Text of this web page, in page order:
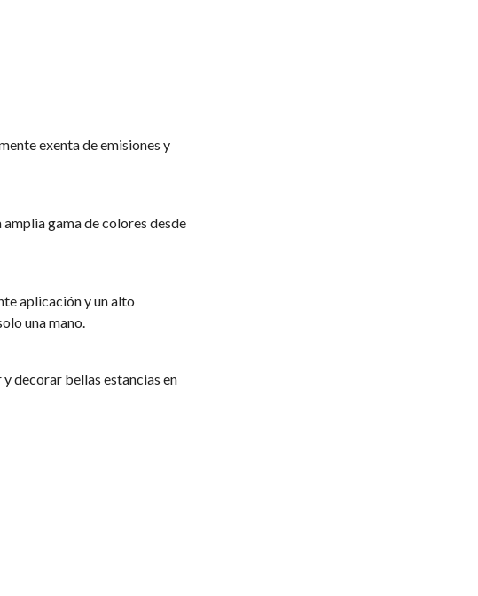
exenta de emisiones y
gama de colores desde
aplicación y un alto
una mano.
decorar bellas estancias en